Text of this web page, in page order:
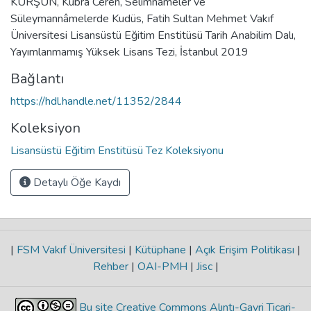
Süleymannâmelerde Kudüs, Fatih Sultan Mehmet Vakıf
Üniversitesi Lisansüstü Eğitim Enstitüsü Tarih Anabilim Dalı,
Yayımlanmamış Yüksek Lisans Tezi, İstanbul 2019
Bağlantı
https://hdl.handle.net/11352/2844
Koleksiyon
Lisansüstü Eğitim Enstitüsü Tez Koleksiyonu
Detaylı Öğe Kaydı
| FSM Vakıf Üniversitesi | Kütüphane | Açık Erişim Politikası |
Rehber | OAI-PMH | Jisc |
Bu site Creative Commons Alıntı-Gayri Ticari-